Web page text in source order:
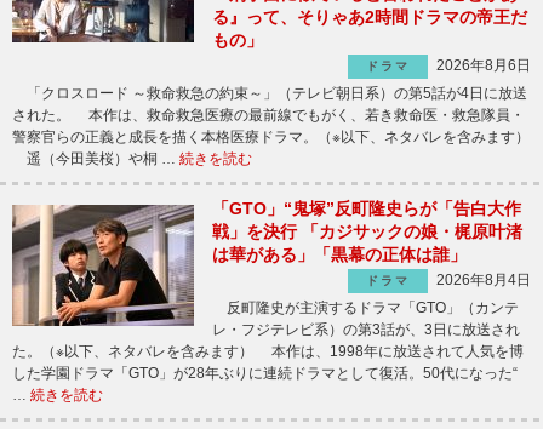
る』って、そりゃあ2時間ドラマの帝王だ
もの」
ドラマ
2026年8月6日
「クロスロード ～救命救急の約束～」（テレビ朝日系）の第5話が4日に放送
された。 本作は、救命救急医療の最前線でもがく、若き救命医・救急隊員・
警察官らの正義と成長を描く本格医療ドラマ。（※以下、ネタバレを含みます）
遥（今田美桜）や桐 … 続きを読む
「GTO」“鬼塚”反町隆史らが「告白大作
戦」を決行 「カジサックの娘・梶原叶渚
は華がある」「黒幕の正体は誰」
ドラマ
2026年8月4日
反町隆史が主演するドラマ「GTO」（カンテ
レ・フジテレビ系）の第3話が、3日に放送され
た。（※以下、ネタバレを含みます） 本作は、1998年に放送されて人気を博
した学園ドラマ「GTO」が28年ぶりに連続ドラマとして復活。50代になった“
… 続きを読む